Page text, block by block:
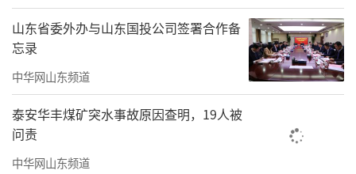
山东省委外办与山东国投公司签署合作备
忘录
中华网山东频道
泰安华丰煤矿突水事故原因查明，19人被
问责
中华网山东频道